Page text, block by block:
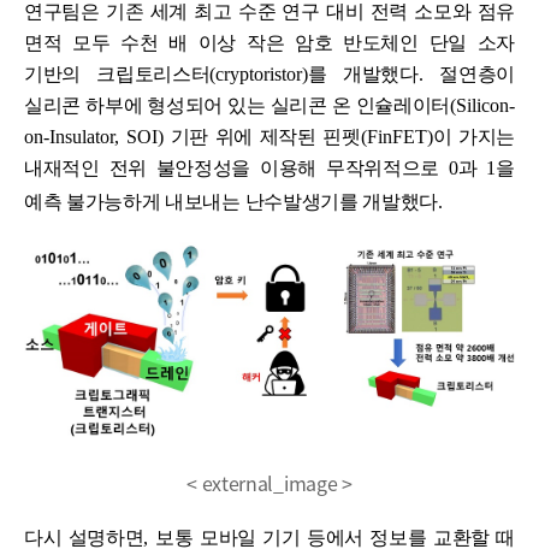
연구팀은 기존 세계 최고 수준 연구 대비 전력 소모와 점유
면적 모두 수천 배 이상 작은 암호 반도체인 단일 소자
기반의 크립토리스터(cryptoristor)를 개발했다. 절연층이
실리콘 하부에 형성되어 있는 실리콘 온 인슐레이터(Silicon-
on-Insulator, SOI) 기판 위에 제작된 핀펫(FinFET)이 가지는
내재적인 전위 불안정성을 이용해 무작위적으로 0과 1 을
예측 불가능하게 내보내는 난수발생기를 개발했다.
< external_image >
다시 설명하면, 보통 모바일 기기 등에서 정보를 교환할 때